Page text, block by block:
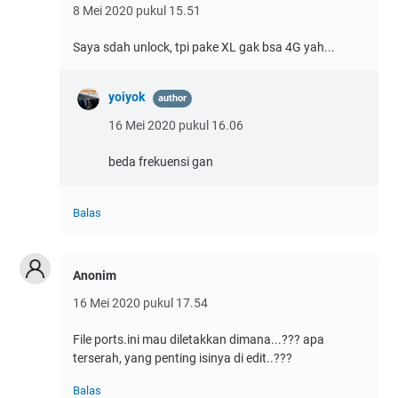
8 Mei 2020 pukul 15.51
Saya sdah unlock, tpi pake XL gak bsa 4G yah...
yoiyok
16 Mei 2020 pukul 16.06
beda frekuensi gan
Balas
Anonim
16 Mei 2020 pukul 17.54
File ports.ini mau diletakkan dimana...??? apa
terserah, yang penting isinya di edit..???
Balas